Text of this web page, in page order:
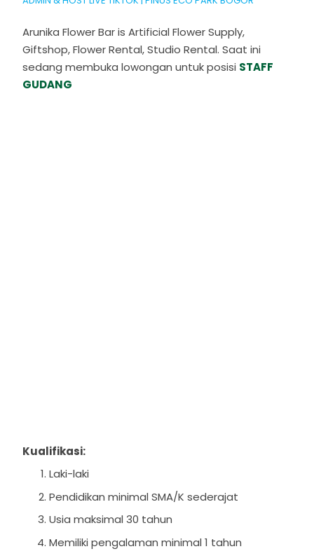
Arunika Flower Bar is Artificial Flower Supply,
Giftshop, Flower Rental, Studio Rental. Saat ini
sedang membuka lowongan untuk posisi STAFF
GUDANG
Kualifikasi:
Laki-laki
Pendidikan minimal SMA/K sederajat
Usia maksimal 30 tahun
Memiliki pengalaman minimal 1 tahun